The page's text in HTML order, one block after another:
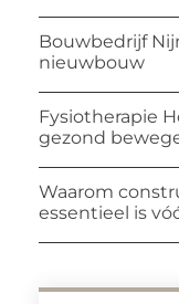
Bouwbedrijf
nieuwbouw
Fysiotherapie
gezond
Waarom
essentieel is